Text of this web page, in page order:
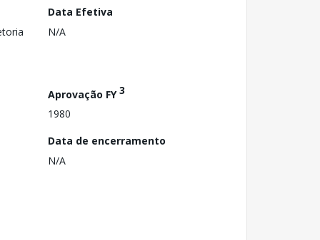
Data Efetiva
N/A
Aprovação FY3
1980
Data de encerramento
N/A